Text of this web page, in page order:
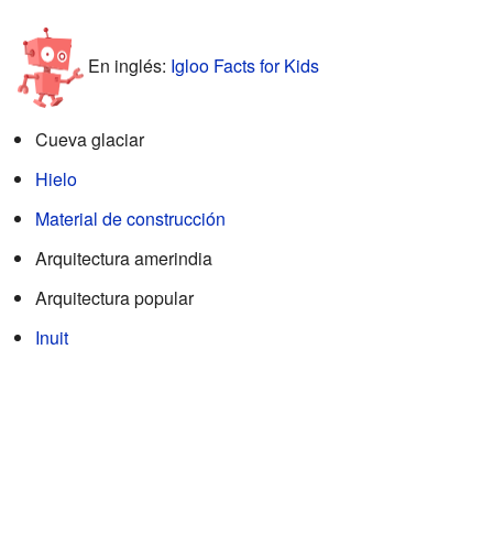
En inglés: Igloo Facts for Kids
Cueva glaciar
Hielo
Material de construcción
Arquitectura amerindia
Arquitectura popular
Inuit